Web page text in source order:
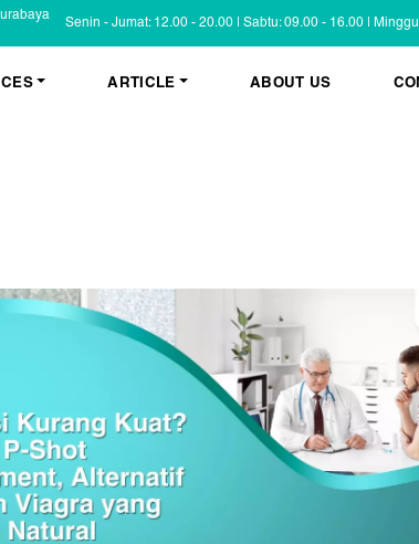
Senin - Jumat: 12.00 - 20.00 | Sabtu: 09.00 - 16.00 |
Masalah Kulit Lain
Keluhan Kulit
Infeksi
ARTICLE
Informasi Umum
Tips dan Trik
Cerita Pasien
ABOUT US